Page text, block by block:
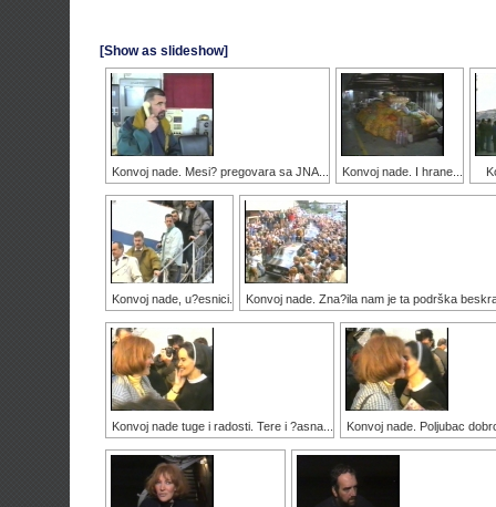
[Show as slideshow]
Konvoj nade. Mesi? pregovara sa JNA... Konvoj nade. I hrane...
Konvoj nade, u?esnici. Konvoj nade. Zna?ila nam je ta podrška
Konvoj nade tuge i radosti. Tere i ?asna... Konvoj nade. Poljubac